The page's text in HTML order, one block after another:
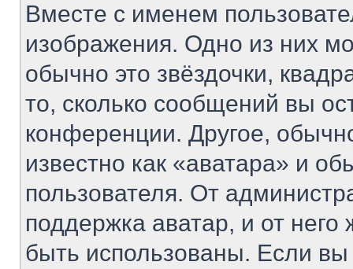
Вместе с именем
изображения. Одно из них
обычно это звёздочки,
то, сколько сообщений вы
конференции. Другое,
известно как «аватара» и
пользователя. От
поддержка аватар, и от него
быть использованы. Если